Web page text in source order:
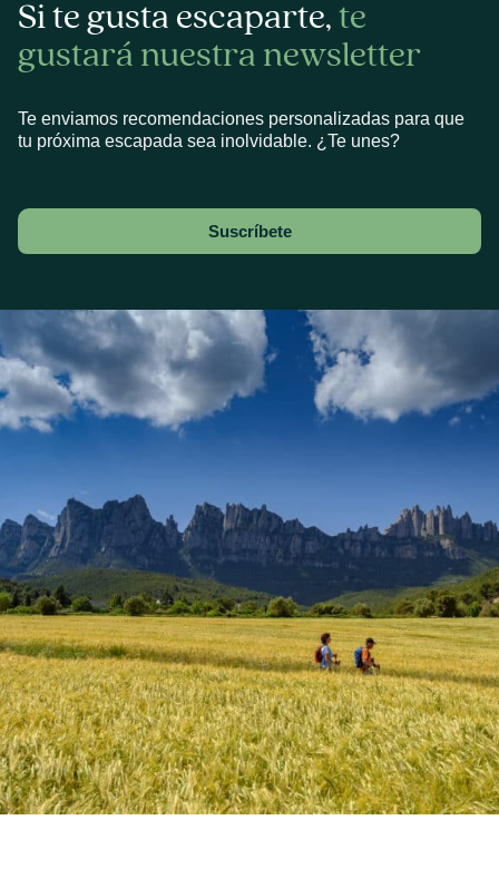
Si te gusta escaparte,te
gustará nuestra newsletter
Te enviamos recomendaciones personalizadas para que
tu próxima escapada sea inolvidable. ¿Te unes?
Suscríbete